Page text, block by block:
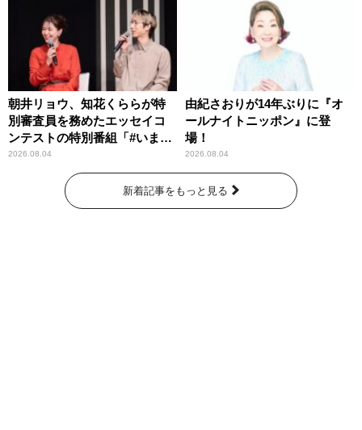
朝井リョウ、知花くららが特
別審査員を務めたエッセイコ
ンテストの特別番組「#いまあ
なたに伝えたいこと」
2026.08.04
由紀さおりが14年ぶりに『オ
ールナイトニッポン』に登
場！
2026.08.04
新着記事をもっと見る